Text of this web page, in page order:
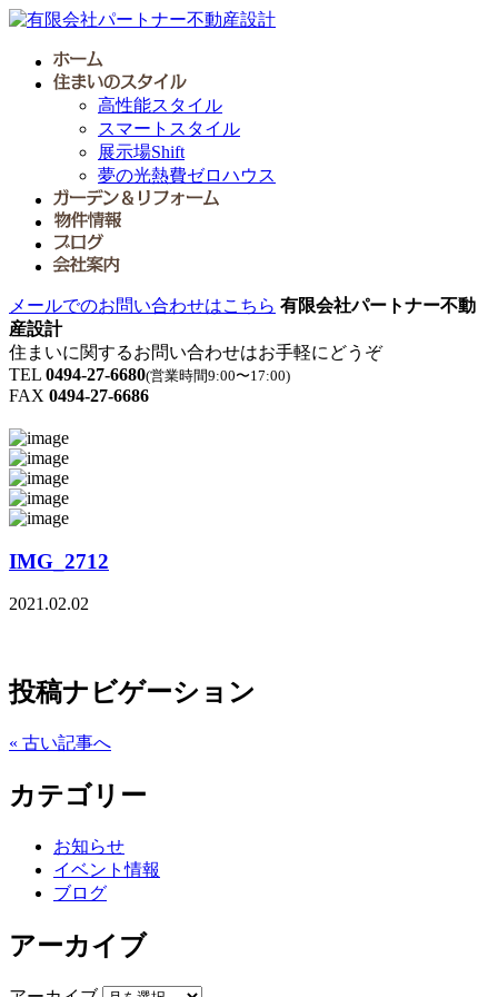
高性能スタイル
スマートスタイル
展示場Shift
夢の光熱費ゼロハウス
メールでのお問い合わせはこちら 有限会社パートナー不動
産設計
住まいに関するお問い合わせはお手軽にどうぞ
TEL 0494-27-6680(営業時間9:00〜17:00)
FAX 0494-27-6686
IMG_2712
2021.02.02
投稿ナビゲーション
« 古い記事へ
カテゴリー
お知らせ
イベント情報
ブログ
アーカイブ